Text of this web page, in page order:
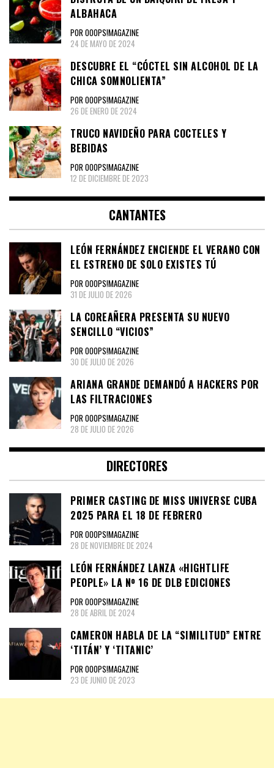
ALBAHACA
POR OOOPS!MAGAZINE
24 DE MAYO DE 2024
DESCUBRE EL “CÓCTEL SIN ALCOHOL DE LA
CHICA SOMNOLIENTA”
POR OOOPS!MAGAZINE
26 DE ENERO DE 2024
TRUCO NAVIDEÑO PARA COCTELES Y
BEBIDAS
POR OOOPS!MAGAZINE
12 DE DICIEMBRE DE 2023
CANTANTES
LEÓN FERNÁNDEZ ENCIENDE EL VERANO CON
EL ESTRENO DE SOLO EXISTES TÚ
POR OOOPS!MAGAZINE
31 DE JULIO DE 2026
LA COREAÑERA PRESENTA SU NUEVO
SENCILLO “VICIOS”
POR OOOPS!MAGAZINE
30 DE JULIO DE 2026
ARIANA GRANDE DEMANDÓ A HACKERS POR
LAS FILTRACIONES
POR OOOPS!MAGAZINE
28 DE JULIO DE 2026
DIRECTORES
PRIMER CASTING DE MISS UNIVERSE CUBA
2025 PARA EL 18 DE FEBRERO
POR OOOPS!MAGAZINE
28 DE NOVIEMBRE DE 2024
LEÓN FERNÁNDEZ LANZA «HIGHTLIFE
PEOPLE» LA Nº 16 DE DLB EDICIONES
POR OOOPS!MAGAZINE
28 DE ABRIL DE 2024
CAMERON HABLA DE LA “SIMILITUD” ENTRE
‘TITÁN’ Y ‘TITANIC’
POR OOOPS!MAGAZINE
23 DE JUNIO DE 2023